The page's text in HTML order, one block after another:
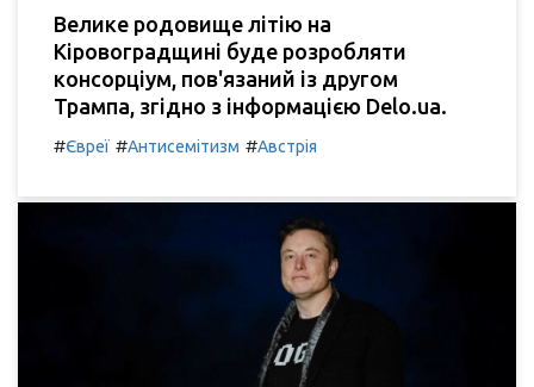
Велике родовище літію на
Кіровоградщині буде розробляти
консорціум, пов'язаний із другом
Трампа, згідно з інформацією Delo.ua.
#Євреї #Антисемітизм #Австрія